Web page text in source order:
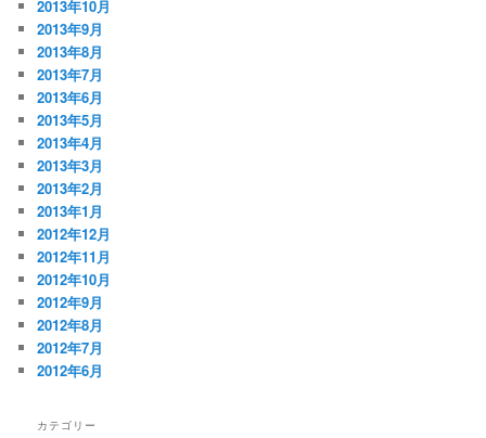
2013年10月
2013年9月
2013年8月
2013年7月
2013年6月
2013年5月
2013年4月
2013年3月
2013年2月
2013年1月
2012年12月
2012年11月
2012年10月
2012年9月
2012年8月
2012年7月
2012年6月
カテゴリー